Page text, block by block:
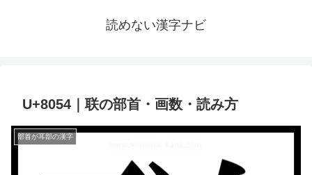
読めない漢字ナビ
U+8054｜联の部首・画数・読み方
部首が耳部の漢字